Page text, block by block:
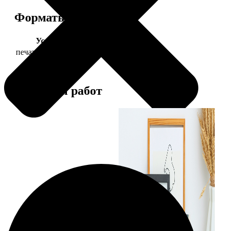
Форматы и цены
Услуга
печать фото 13х18
Примеры работ